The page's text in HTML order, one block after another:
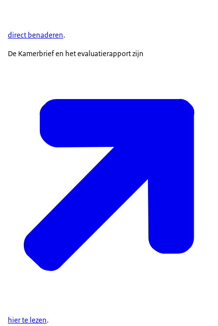
direct benaderen.
De Kamerbrief en het evaluatierapport zijn
hier te lezen.